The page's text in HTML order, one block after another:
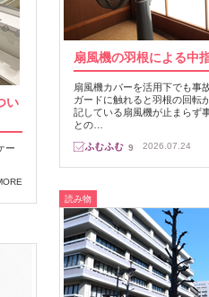
扇風機の羽根による中
扇風機カバーを活用下でも事
ガードに触れると羽根の回転
記している扇風機が止まらず
との…
9 2026.07.24
い
ー
読み物